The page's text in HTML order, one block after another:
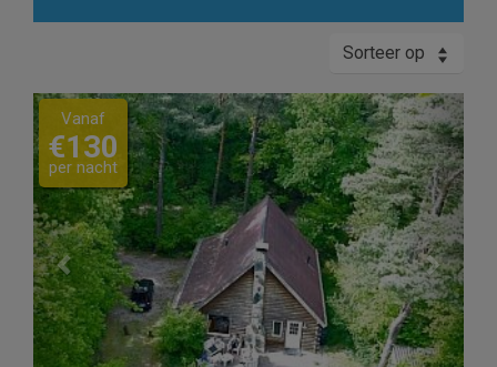
Sorteer op
Previous Next
Vanaf
€130
per nacht